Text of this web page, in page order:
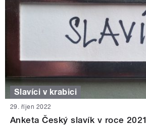
Slavíci v krabici
29. říjen 2022
Anketa Český slavík v roce 2021